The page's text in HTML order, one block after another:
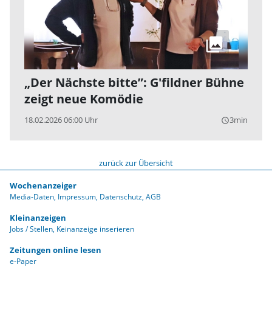
„Der Nächste bitte”: G'fildner Bühne
zeigt neue Komödie
18.02.2026 06:00 Uhr query_builder3min
zurück zur Übersicht
Wochenanzeiger
Media-Daten Impressum Datenschutz AGB
Kleinanzeigen
Jobs / Stellen Keinanzeige inserieren
Zeitungen online lesen
e-Paper